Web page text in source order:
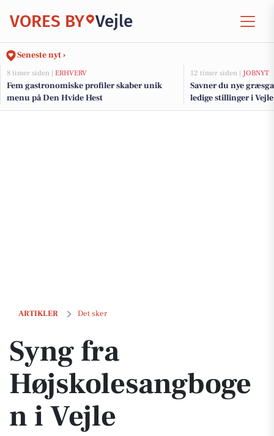
VORES BY Vejle
Seneste nyt ›
8 timer siden | ERHVERV
Fem gastronomiske profiler skaber unik
menu på Den Hvide Hest
12 timer siden | JOBNYT
Savner du nye
ledige stillinger i
ARTIKLER Det sker
Syng fra Højskolesangbogen i Vejle
Syng fra
Højskolesangboge
n i Vejle